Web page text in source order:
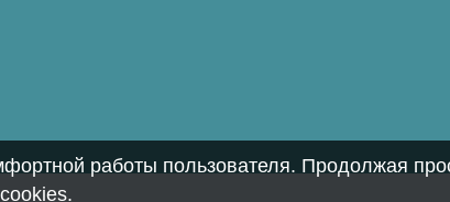
работы пользователя. Продолжая
.